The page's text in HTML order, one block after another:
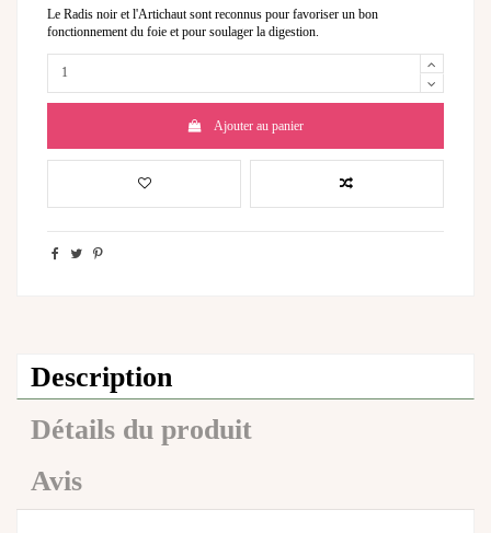
Le Radis noir et l'Artichaut sont reconnus pour favoriser un bon
fonctionnement du foie et pour soulager la digestion.
Ajouter au panier
Description
Détails du produit
Avis